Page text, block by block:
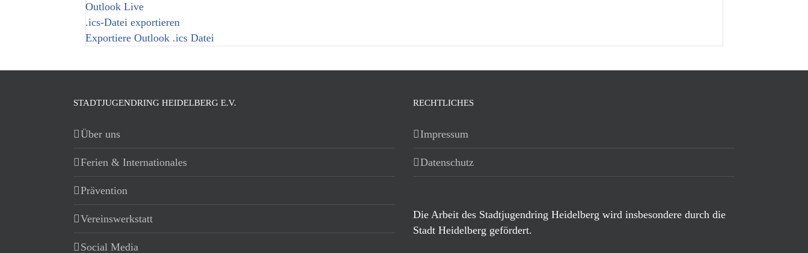
Outlook Live
.ics-Datei exportieren
Exportiere Outlook .ics Datei
STADTJUGENDRING HEIDELBERG E.V.
Über uns
Ferien & Internationales
Prävention
Vereinswerkstatt
Social Media
RECHTLICHES
Impressum
Datenschutz
Die Arbeit des Stadtjugendring Heidelberg wird insbesondere durch die
Stadt Heidelberg gefördert.